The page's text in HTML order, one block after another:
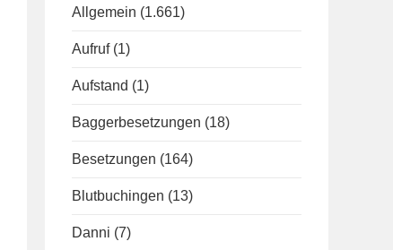
Allgemein (1.661)
Aufruf (1)
Aufstand (1)
Baggerbesetzungen (18)
Besetzungen (164)
Blutbuchingen (13)
Danni (7)